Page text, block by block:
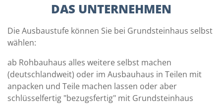
DAS UNTERNEHMEN
Die Ausbaustufe können Sie bei Grundsteinhaus selbst
wählen:
ab Rohbauhaus alles weitere selbst machen
(deutschlandweit) oder im Ausbauhaus in Teilen mit
anpacken und Teile machen lassen oder aber
schlüsselfertig "bezugsfertig" mit Grundsteinhaus